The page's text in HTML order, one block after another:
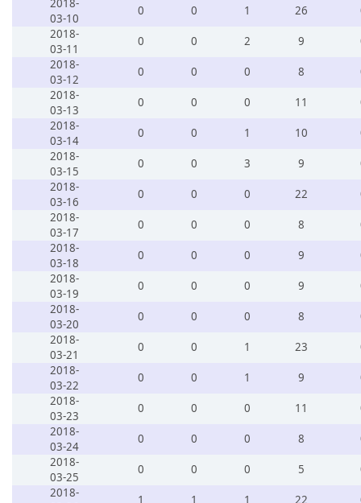
2018-
03-10
0 0 1 26
2018-
03-11
0 0 2 9
2018-
03-12
0 0 0 8
2018-
03-13
0 0 0 11
2018-
03-14
0 0 1 10
2018-
03-15
0 0 3 9
2018-
03-16
0 0 0 22
2018-
03-17
0 0 0 8
2018-
03-18
0 0 0 9
2018-
03-19
0 0 0 9
2018-
03-20
0 0 0 8
2018-
03-21
0 0 1 23
2018-
03-22
0 0 1 9
2018-
03-23
0 0 0 11
2018-
03-24
0 0 0 8
2018-
03-25
0 0 0 5
2018-
1 1 1 22